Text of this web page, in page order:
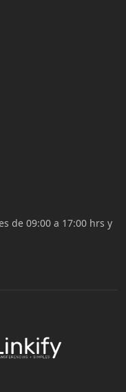
de 09:00 a 17:00 hrs y